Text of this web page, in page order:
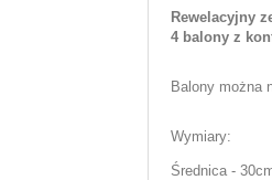
Rewelacyjny
4 balony z
Balony można
Wymiary:
Średnica -